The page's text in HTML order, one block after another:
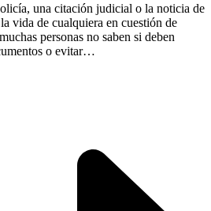
una citación judicial o la noticia de
vida de cualquiera en cuestión de
personas no saben si deben
o evitar…